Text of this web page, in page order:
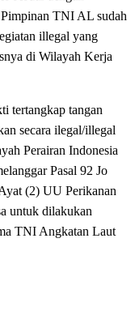
TNI AL sudah
illegal yang
di Wilayah Kerja
tertangkap tangan
secara ilegal/illegal
Perairan Indonesia
Pasal 92 Jo
(2) UU Perikanan
untuk dilakukan
TNI Angkatan Laut